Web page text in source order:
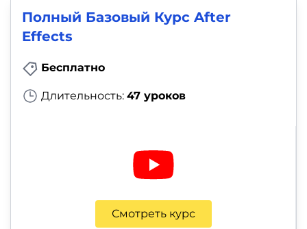
Полный Базовый Курс After
Effects
Бесплатно
Длительность: 47 уроков
Смотреть курс